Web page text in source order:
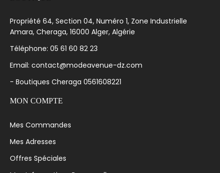
Propriété 64, Section 04, Numéro 1, Zone Industrielle
Amara, Cheraga, 16000 Alger, Algérie
Téléphone: 05 61 60 82 23
Email: contact@modeavenue-dz.com
- Boutiques Cheraga 0561608221
MON COMPTE
Mes Commandes
Mes Adresses
Offres Spéciales